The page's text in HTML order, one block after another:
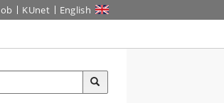
KUnet English